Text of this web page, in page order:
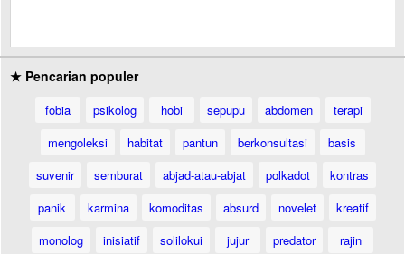
★ Pencarian populer
fobia psikolog hobi sepupu abdomen
terapi
mengoleksi
habitat pantun berkonsultasi
basis
suvenir
semburat abjad-atau-abjat polkadot
kontras
panik
karmina komoditas absurd novelet
kreatif
monolog
inisiatif solilokui jujur predator
rajin